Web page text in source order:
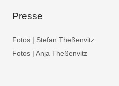
Presse
Fotos | Stefan Theßenvitz
Fotos | Anja Theßenvitz